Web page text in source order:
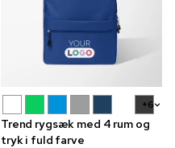
+6
Trend rygsæk med 4 rum og
tryk i fuld farve